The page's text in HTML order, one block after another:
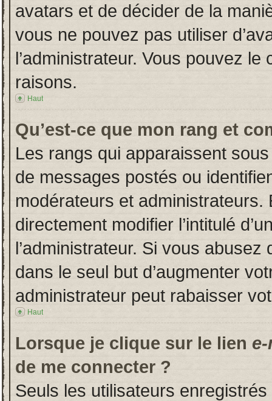
avatars et de décider de la
vous ne pouvez pas utiliser
l’administrateur. Vous pouvez
raisons.
Haut
Qu’est-ce que mon rang et
Les rangs qui apparaissent
de messages postés ou
modérateurs et
directement modifier l’intitulé
l’administrateur. Si vous
dans le seul but d’augmenter
administrateur peut rabaisser
Haut
Lorsque je clique sur le lien
de me connecter ?
Seuls les utilisateurs